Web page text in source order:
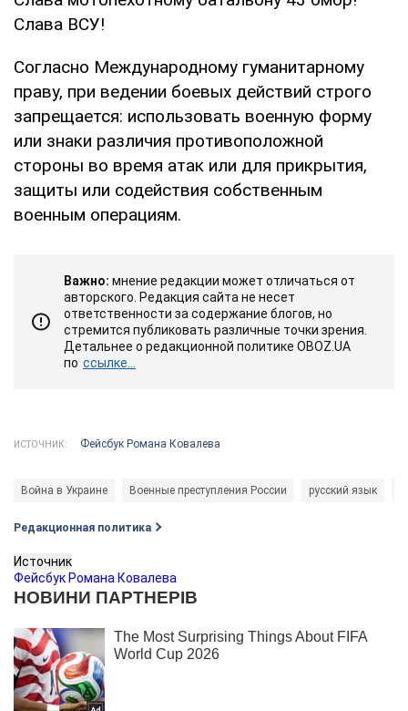
Слава ВСУ!
Согласно Международному гуманитарному
праву, при ведении боевых действий строго
запрещается: использовать военную форму
или знаки различия противоположной
стороны во время атак или для прикрытия,
защиты или содействия собственным
военным операциям.
Важно: мнение редакции может отличаться от
авторского. Редакция сайта не несет
ответственности за содержание блогов, но
стремится публиковать различные точки зрения.
Детальнее о редакционной политике OBOZ.UA
по ссылке...
ИСТОЧНИК: Фейсбук Романа Ковалева
Война в Украине Военные преступления России русский язык
Редакционная политика
Источник
Фейсбук Романа Ковалева